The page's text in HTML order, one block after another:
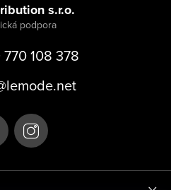
s.r.o.
108 378
lemode.net